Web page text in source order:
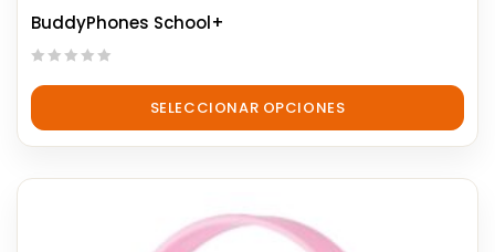
BuddyPhones School+
out
5
SELECCIONAR OPCIONES